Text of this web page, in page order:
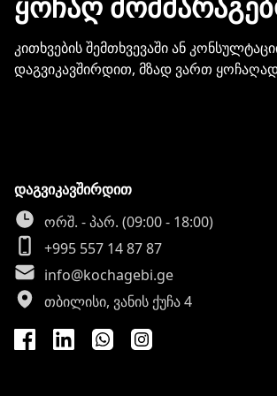
კითხვების შემთხვევაში ან
დაგვიკავშირდით, მზად ვართ
დაგვიკავშირდით
ორშ. - პარ. (09:00 - 18:00)
+995 557 14 87 87
info@kochagebi.ge
თბილისი, ვანის ქუჩა 4